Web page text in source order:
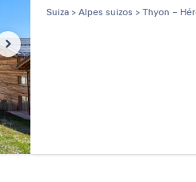
Suiza > Alpes suizos > Thyon -